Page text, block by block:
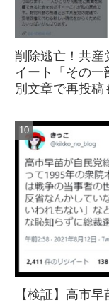
削除逃亡！共産
イート「その
別文章で再投稿
【検証】高市